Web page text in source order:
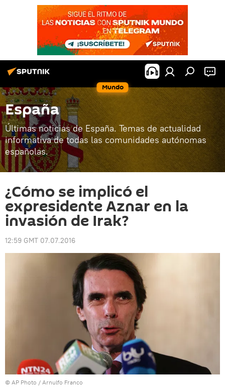
Mundo
España
Últimas noticias de España. Temas de actualidad
informativa de todas las comunidades autónomas
españolas.
¿Cómo se implicó el
expresidente Aznar en la
invasión de Irak?
12:59 GMT 07.07.2016
© AP Photo / Arnulfo Franco